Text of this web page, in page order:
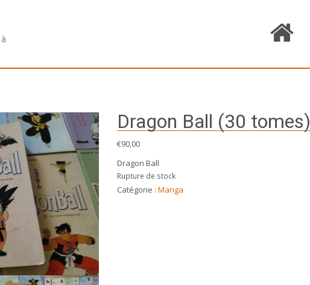
Dragon Ball (30 tomes)
€90,00
Dragon Ball
Rupture de stock
Catégorie : Manga